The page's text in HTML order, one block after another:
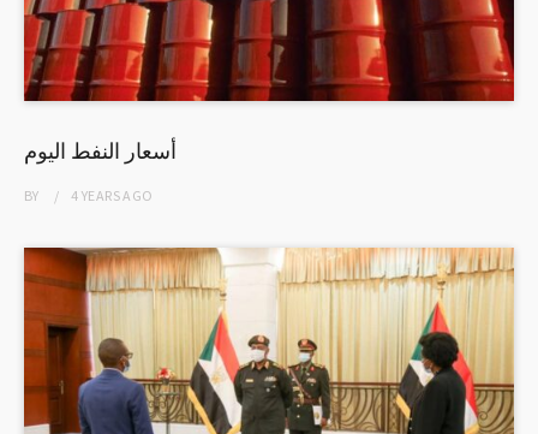
أسعار النفط اليوم
BY 4 YEARSAGO